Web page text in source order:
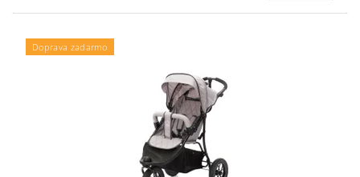
Doprava zadarmo